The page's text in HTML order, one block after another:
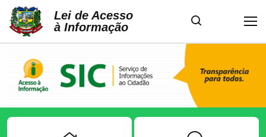
Lei de Acesso
à Informação